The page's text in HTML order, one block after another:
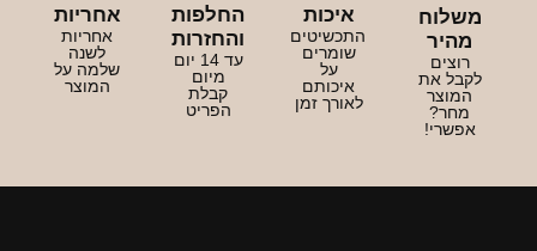
משלוח
מהיר
רוצים
לקבל את
המוצר
מחר?
אפשרי!
איכות
התכשיטים
שומרים
על
איכותם
לאורך זמן
החלפות
והחזרות
עד 14 יום
מיום
קבלת
הפריט
אחריות
אחריות
לשנה
שלמה על
המוצר